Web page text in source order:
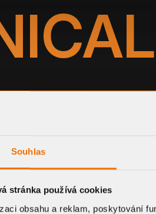
Souhlas
stránka používá cookies
obsahu a reklam, poskytování